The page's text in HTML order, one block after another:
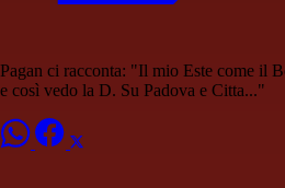
Pagan ci racconta: "Il mio Este come il
e così vedo la D. Su Padova e Citta..."